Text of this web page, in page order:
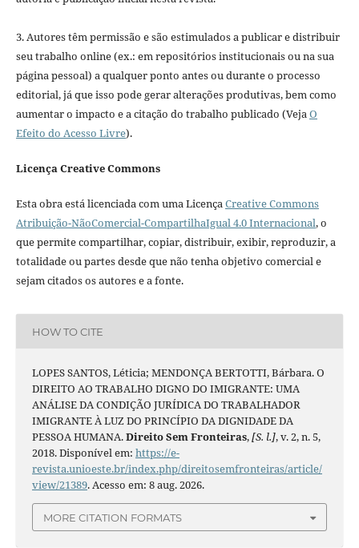
3. Autores têm permissão e são estimulados a publicar e distribuir
seu trabalho online (ex.: em repositórios institucionais ou na sua
página pessoal) a qualquer ponto antes ou durante o processo
editorial, já que isso pode gerar alterações produtivas, bem como
aumentar o impacto e a citação do trabalho publicado (VejaO
Efeito do Acesso Livre).
Licença Creative Commons
Esta obra está licenciada com uma LicençaCreative Commons
Atribuição-NãoComercial-CompartilhaIgual 4.0 Internacional, o
que permite compartilhar, copiar, distribuir, exibir, reproduzir, a
totalidade ou partes desde que não tenha objetivo comercial e
sejam citados os autores e a fonte.
HOW TO CITE
LOPES SANTOS, Léticia; MENDONÇA BERTOTTI, Bárbara. O
DIREITO AO TRABALHO DIGNO DO IMIGRANTE: UMA
ANÁLISE DA CONDIÇÃO JURÍDICA DO TRABALHADOR
IMIGRANTE À LUZ DO PRINCÍPIO DA DIGNIDADE DA
PESSOA HUMANA.Direito Sem Fronteiras,[S. l.], v. 2, n. 5,
2018. Disponível em: https://e-
revista.unioeste.br/index.php/direitosemfronteiras/article/
view/21389. Acesso em: 8 aug. 2026.
MORE CITATION FORMATS